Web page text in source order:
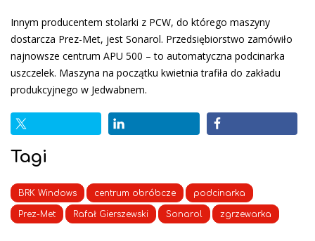
Innym producentem stolarki z PCW, do którego maszyny
dostarcza Prez-Met, jest Sonarol. Przedsiębiorstwo zamówiło
najnowsze centrum APU 500 – to automatyczna podcinarka
uszczelek. Maszyna na początku kwietnia trafiła do zakładu
produkcyjnego w Jedwabnem.
Tagi
BRK Windows centrum obróbcze podcinarka
Prez-Met Rafał Gierszewski Sonarol zgrzewarka